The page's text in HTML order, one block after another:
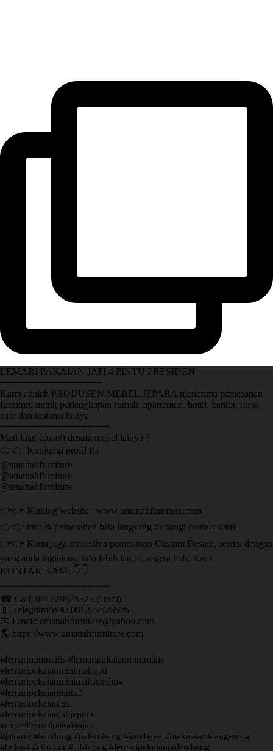
LEMARI PAKAIAN JATI 4 PINTU PRESIDEN
➖➖➖➖➖➖➖➖➖➖➖➖➖➖
Kami adalah PRODUSEN MEBEL JEPARA menerima pemesanan
furniture untuk perlengkapan rumah, apartemen, hotel, kantor, resto,
cafe dan instansi lainya.
➖➖➖➖➖➖➖➖➖➖➖➖➖➖➖
Mau lihat contoh desain mebel lainya ?
👉👉 Kunjungi profil IG
@amanahfurniture
@amanahfurniture
@amanahfurniture
👉👉 Katalog website : www.amanahfurniture.com
👉👉 info & pemesanan bisa langsung hubungi contact kami
👉👉 Kami juga menerima pemesanan Custom Desain, sesuai dengan
yang anda inginkan. Info lebih lanjut, segera hub. Kami
KONTAK KAMI 👇👇
➖➖➖➖➖➖➖➖➖➖➖➖➖➖➖ ㅤ
☎ Call: 081229525525 (Budi)
📱 Telegram/WA: 081229525525
📧 Email: amanahfurniture@yahoo.com
🌎 https://www.amanahfurniture.com
#lemariminimalis #lemaripakaianminimalis
#lemaripakaianminimalisjati
#lemaripakaianminimalissleding
#lemaripakaianpintu3
#lemaripakaianjati
#lemaripakaianjatijepara
#modellemaripakaianjati
#jakarta #bandung #palembang #surabaya #makassar #tangerang
#bekasi #cibubur #cibinong #lemaripakaianpalembang